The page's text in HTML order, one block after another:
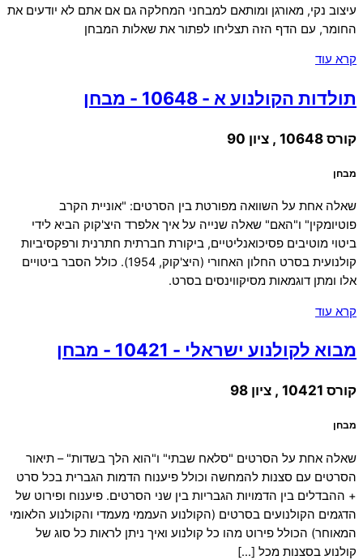
עיצוב נקי, מאורגן ומותאם למבחני המחלקה גם אם אתם לא יודעים את
החומר, עם הדף הזה תצליחו לפתור את שאלות המבחן
קרא עוד
תולדות הקולנוע א - 10648 - מבחן
קורס 10648 , ציון 90
מבחן
שאלה אחת על השוואה מפורטת בין הסרטים: "אוניית הקרב
פוטיומקין" ו"האם" שאלה שנייה על איך אלפרד היצ'קוק הביא לידי
ביטוי מוטיבים פסיכואנליטיים, ביקורת חברתית חתרנית ורפקסיביות
קולנועית בסרט החלון האחורי (היצ'קוק, 1954). כולל הסבר ביטויים
אלו ומתן דוגמאות מסיקווינסים בסרט.
קרא עוד
מבוא לקולנוע ישראלי - 10421 - מבחן
קורס 10421 , ציון 98
מבחן
שאלה אחת על הסרטים "סלאח שבתי" ו"הוא הלך בשדות" – תיאור
הסרטים עם סצנות להמחשה וכולל פיענוח הדמות הגברית בכל סרט
+ ההבדלים בין הדמויות הגבריות בין שני הסרטים. פיענוח ופירוט של
הדגמים הקולנועים בסרטים (הקולנוע העממי מעמדי והקולנוע הלאומי
המאוחר) הכולל פירוט מהו כל קולנוע ואיך ניתן לראות כל סוג של
קולנוע בסצנות מכל […]